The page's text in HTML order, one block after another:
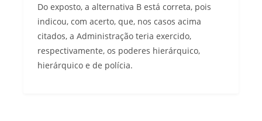
Do exposto, a alternativa B está correta, pois
indicou, com acerto, que, nos casos acima
citados, a Administração teria exercido,
respectivamente, os poderes hierárquico,
hierárquico e de polícia.